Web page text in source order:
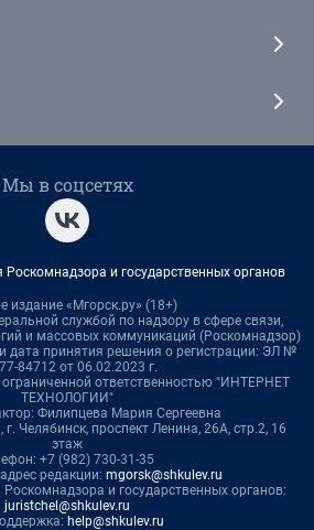
Мы в соцсетях
и государственных органов
издание «Мгорск.ру» (18+)
службой по надзору в сфере связи,
и массовых коммуникаций (Роскомнадзор)
дата принятия решения о регистрации: ЭЛ №
84712 от 06.02.2023 г.
ответственностью "ИНТЕРНЕТ
ТЕХНОЛОГИИ"
Филипцева Мария Сергеевна
Челябинск, проспект Ленина, 26А, стр.2, 16
этаж
+7 (982) 730-31-35
редакции: mgorsk@shkulev.ru
и государственных органов:
juristchel@shkulev.ru
help@shkulev.ru